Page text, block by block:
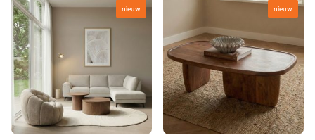
nieuw
nieuw nieuw
nieuw